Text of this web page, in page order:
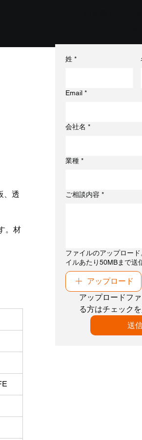
、透
。材
姓 *
Email *
会社名 *
業種 *
ご相談内容 *
ファイルのアップロー
イルあたり50MBまで送
アップロード
アップロードフ
る方はチェック
送